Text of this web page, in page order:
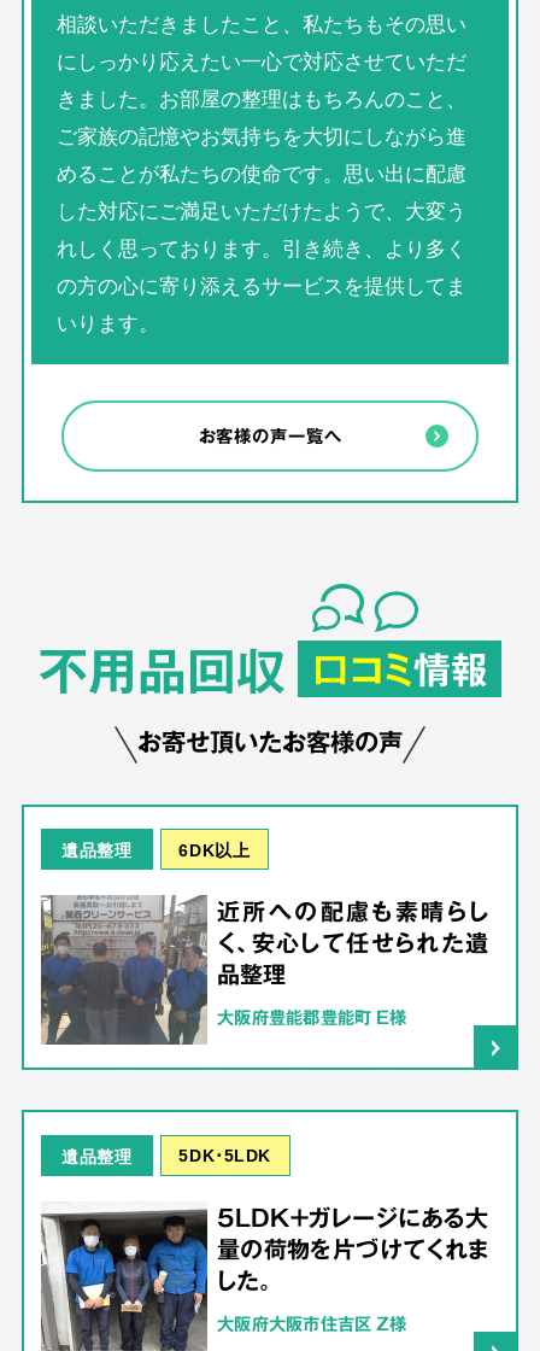
相談いただきましたこと、私たちもその思い
にしっかり応えたい一心で対応させていただ
きました。お部屋の整理はもちろんのこと、
ご家族の記憶やお気持ちを大切にしながら進
めることが私たちの使命です。思い出に配慮
した対応にご満足いただけたようで、大変う
れしく思っております。引き続き、より多く
の方の心に寄り添えるサービスを提供してま
いります。
お客様の声一覧へ
不用品回収 口コミ情報
お寄せ頂いたお客様の声
遺品整理 6DK以上
近所への配慮も素晴らし
く、安心して任せられた遺
品整理
大阪府豊能郡豊能町 E様
遺品整理 5DK･5LDK
5LDK＋ガレージにある大
量の荷物を片づけてくれま
した。
大阪府大阪市住吉区 Z様